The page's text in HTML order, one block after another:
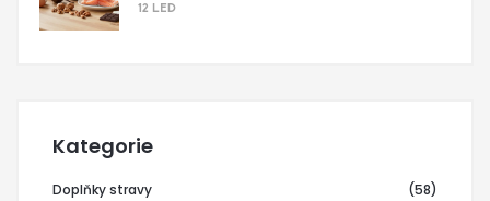
12 LED
Kategorie
Doplňky stravy (58)